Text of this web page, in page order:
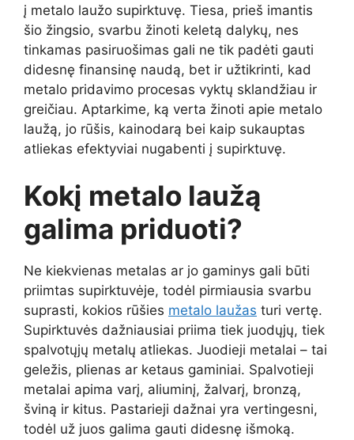
į metalo laužo supirktuvę. Tiesa, prieš imantis
šio žingsio, svarbu žinoti keletą dalykų, nes
tinkamas pasiruošimas gali ne tik padėti gauti
didesnę finansinę naudą, bet ir užtikrinti, kad
metalo pridavimo procesas vyktų sklandžiau ir
greičiau. Aptarkime, ką verta žinoti apie metalo
laužą, jo rūšis, kainodarą bei kaip sukauptas
atliekas efektyviai nugabenti į supirktuvę.
Kokį metalo laužą
galima priduoti?
Ne kiekvienas metalas ar jo gaminys gali būti
priimtas supirktuvėje, todėl pirmiausia svarbu
suprasti, kokios rūšies metalo laužas turi vertę.
Supirktuvės dažniausiai priima tiek juodųjų, tiek
spalvotųjų metalų atliekas. Juodieji metalai – tai
geležis, plienas ar ketaus gaminiai. Spalvotieji
metalai apima varį, aliuminį, žalvarį, bronzą,
šviną ir kitus. Pastarieji dažnai yra vertingesni,
todėl už juos galima gauti didesnę išmoką.